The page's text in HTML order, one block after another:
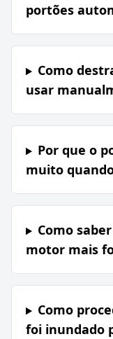
portões
Como
usar
Por que o
muito
Como
motor mais
Como
foi inundado